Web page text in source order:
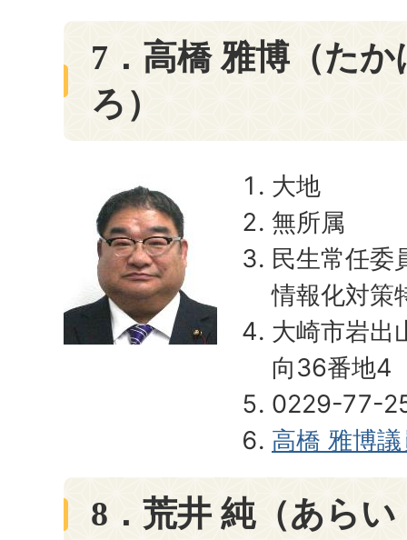
7．高橋 雅博（た
ろ）
大地
無所属
民生常任委
情報化対策
大崎市岩出
向36番地4
0229-77-
高橋 雅博
8．荒井 純（あら